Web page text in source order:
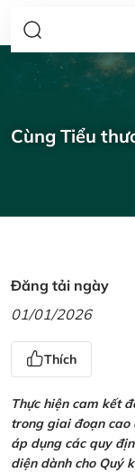
Cùng Tiểu
Đăng tải ngày
01/01/2026
Thích
Thực hiện cam kết
trong giai đoạn cao
áp dụng các quy
diện dành cho Quý